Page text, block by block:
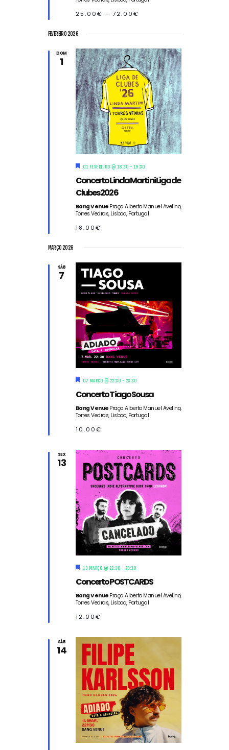
u
25.00€ – 72.00€
FEVEREIRO 2026
DOM
1
D
s
t
a
q
u
01 FEVEREIRO @ 18:30 - 19:30
Concerto Linda Martini Liga de
Clubes 2026
Bang Venue Praça Alberto Manuel Avelino,
Torres Vedras, Lisboa, Portugal
18.00€
MARÇO 2026
SÁB
7
D
s
a
07 MARÇO @ 22:30 - 23:30
Concerto Tiago Sousa
Bang Venue Praça Alberto Manuel Avelino,
Torres Vedras, Lisboa, Portugal
10.00€
SEX
13
D
s
a
u
13 MARÇO @ 22:30 - 23:30
Concerto POSTCARDS
Bang Venue Praça Alberto Manuel Avelino,
Torres Vedras, Lisboa, Portugal
12.00€
SÁB
14